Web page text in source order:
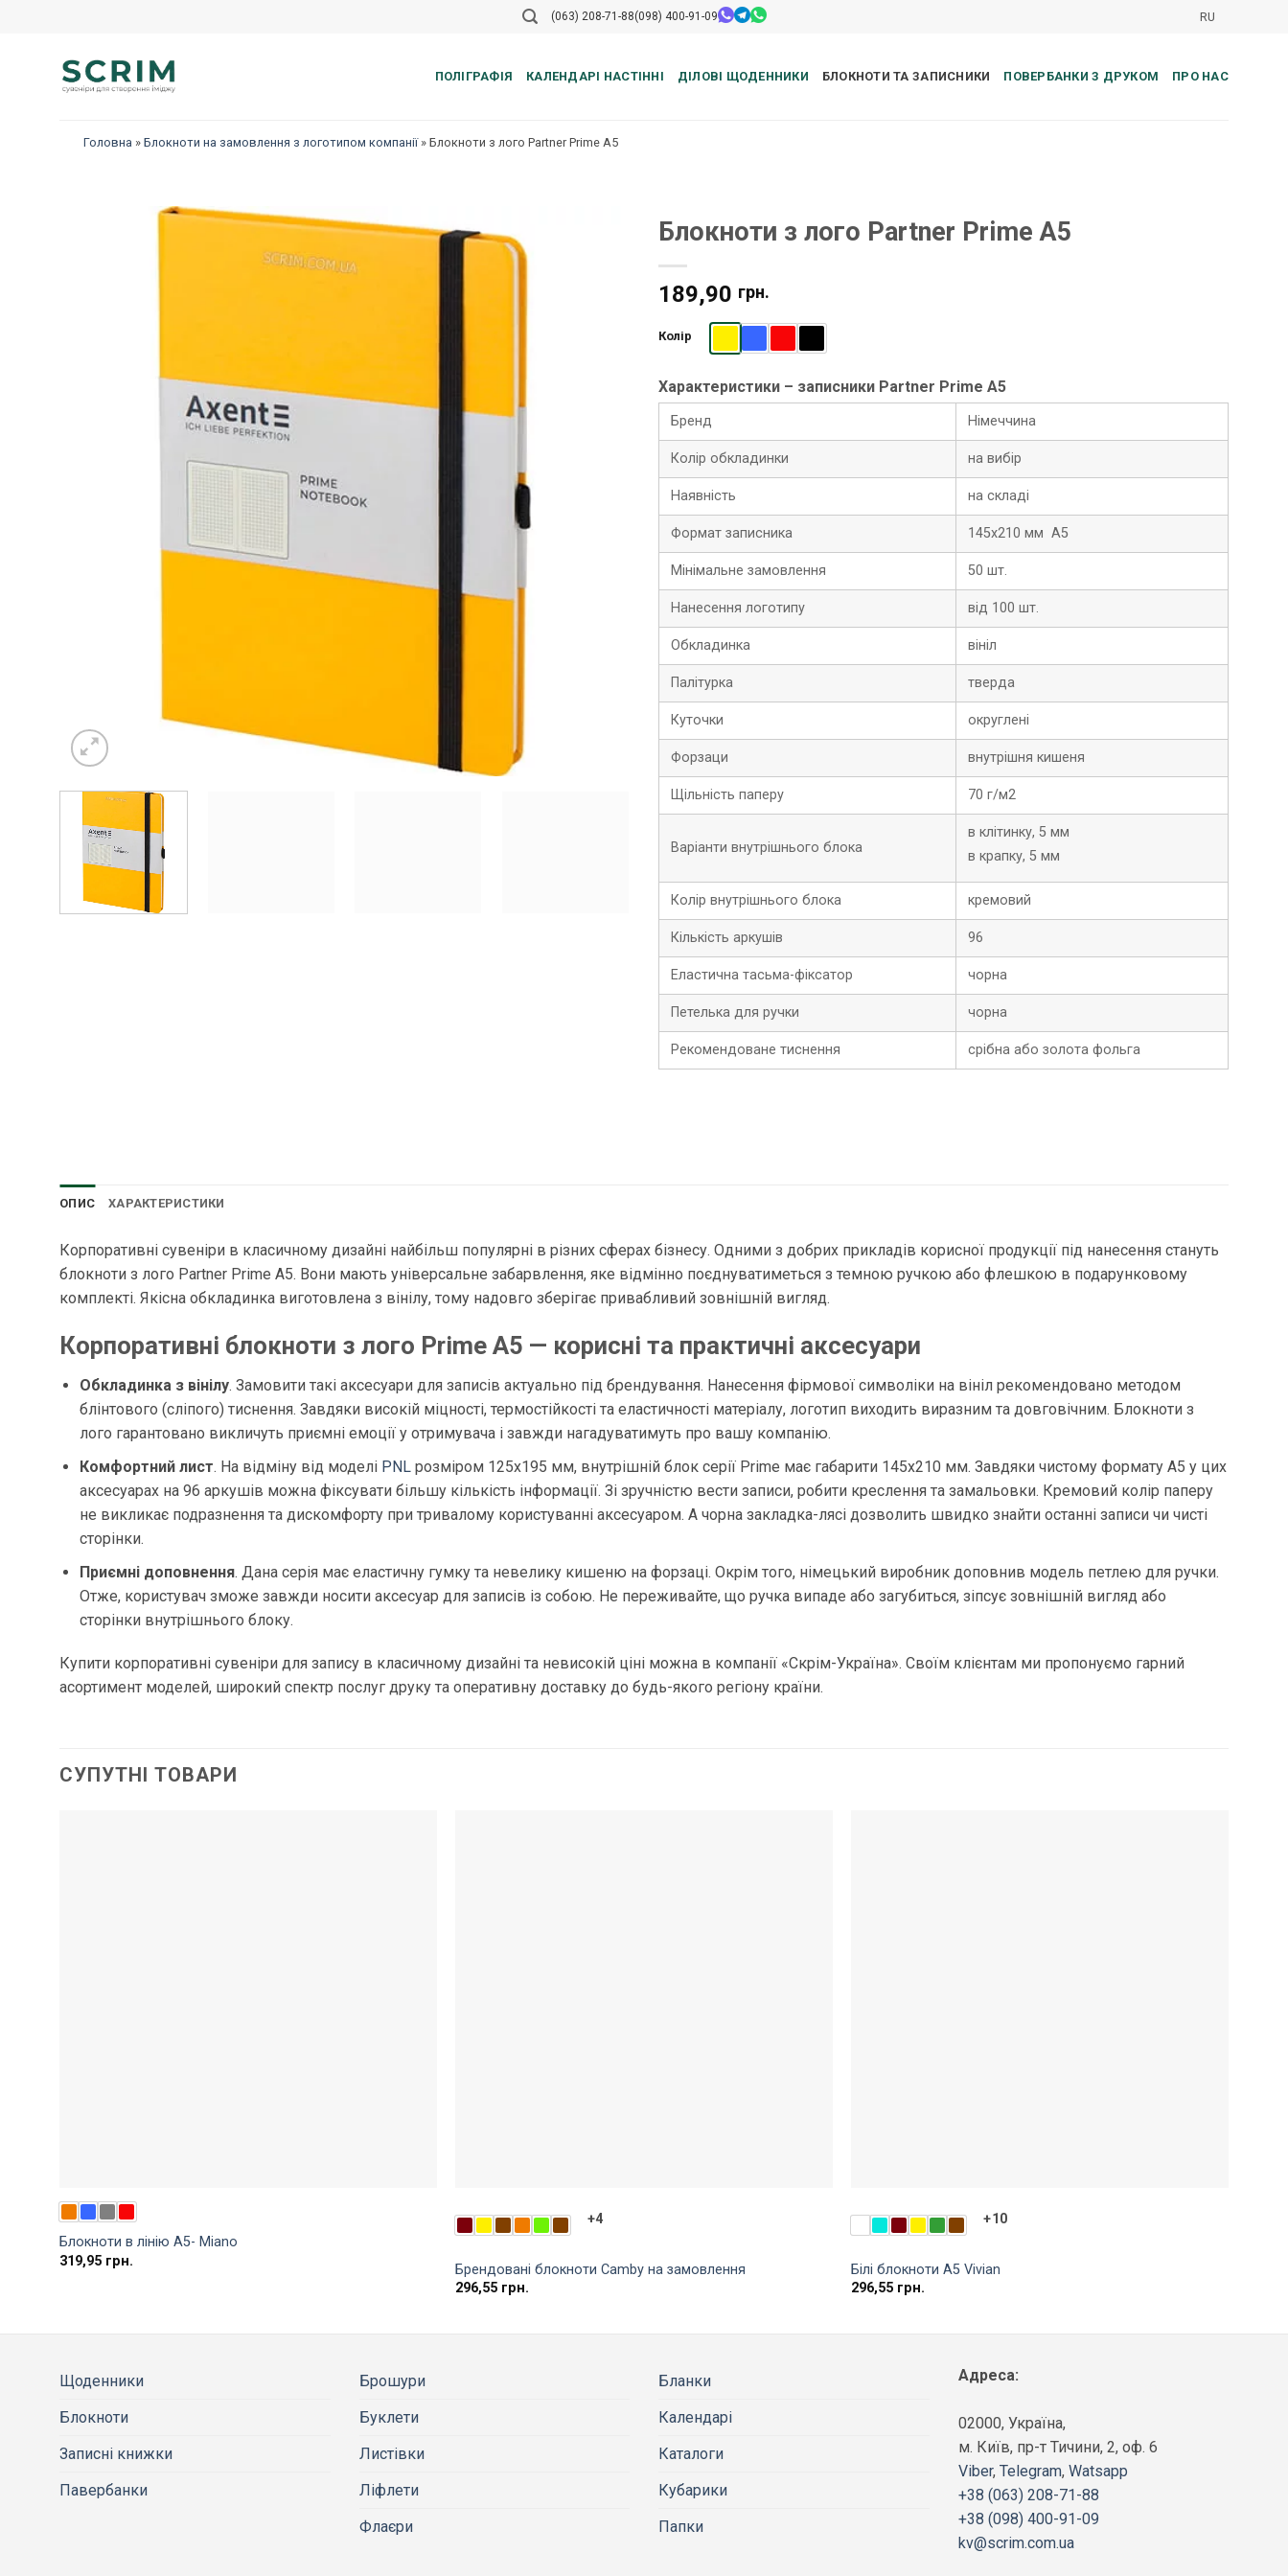
(063) 208-71-88(098) 400-91-09 RU
ПОЛІГРАФІЯ КАЛЕНДАРІ НАСТІННІ ДІЛОВІ ЩОДЕННИКИ БЛОКНОТИ ТА ЗАПИСНИКИ ПОВЕРБАНКИ З ДРУКОМ ПРО НАС
Головна » Блокноти на замовлення з логотипом компанії» Блокноти з лого Partner Prime А5
Блокноти з лого Partner Prime А5
189,90 грн.
Колір
Характеристики – записники Partner Prime А5
Бренд Німеччина
Колір обкладинки на вибір
Наявність на складі
Формат записника 145х210 мм А5
Мінімальне замовлення 50 шт.
Нанесення логотипу від 100 шт.
Обкладинка вініл
Палітурка тверда
Куточки округлені
Форзаци внутрішня кишеня
Щільність паперу 70 г/м2
Варіанти внутрішнього блока
в клітинку, 5 мм
в крапку, 5 мм
Колір внутрішнього блока кремовий
Кількість аркушів 96
Еластична тасьма-фіксатор чорна
Петелька для ручки чорна
Рекомендоване тиснення срібна або золота фольга
ОПИС ХАРАКТЕРИСТИКИ
Корпоративні сувеніри в класичному дизайні найбільш популярні в різних сферах бізнесу. Одними з добрих прикладів корисної продукції під нанесення стануть
блокноти з лого Partner Prime А5. Вони мають універсальне забарвлення, яке відмінно поєднуватиметься з темною ручкою або флешкою ​​в подарунковому
комплекті. Якісна обкладинка виготовлена ​​з вінілу, тому надовго зберігає привабливий зовнішній вигляд.
Корпоративні блокноти з лого Prime А5 — корисні та практичні аксесуари
Обкладинка з вінілу. Замовити такі аксесуари для записів актуально під брендування. Нанесення фірмової символіки на вініл рекомендовано методом
блінтового (сліпого) тиснення. Завдяки високій міцності, термостійкості та еластичності матеріалу, логотип виходить виразним та довговічним. Блокноти з
лого гарантовано викличуть приємні емоції у отримувача і завжди нагадуватимуть про вашу компанію.
Комфортний лист. На відміну від моделі PNLрозміром 125х195 мм, внутрішній блок серії Prime має габарити 145х210 мм. Завдяки чистому формату А5 у цих
аксесуарах на 96 аркушів можна фіксувати більшу кількість інформації. Зі зручністю вести записи, робити креслення та замальовки. Кремовий колір паперу
не викликає подразнення та дискомфорту при тривалому користуванні аксесуаром. А чорна закладка-лясі дозволить швидко знайти останні записи чи чисті
сторінки.
Приємні доповнення. Дана серія має еластичну гумку та невелику кишеню на форзаці. Окрім того, німецький виробник доповнив модель петлею для ручки.
Отже, користувач зможе завжди носити аксесуар для записів із собою. Не переживайте, що ручка випаде або загубиться, зіпсує зовнішній вигляд або
сторінки внутрішнього блоку.
Купити корпоративні сувеніри для запису в класичному дизайні та невисокій ціні можна в компанії «Скрім-Україна». Своїм клієнтам ми пропонуємо гарний
асортимент моделей, широкий спектр послуг друку та оперативну доставку до будь-якого регіону країни.
СУПУТНІ ТОВАРИ
Блокноти в лінію A5- Miano
319,95 грн.
+4
Брендовані блокноти Camby на замовлення
296,55 грн.
+10
Білі блокноти A5 Vivian
296,55 грн.
Щоденники
Блокноти
Записні книжки
Павербанки
Брошури
Буклети
Листівки
Ліфлети
Флаєри
Бланки
Календарі
Каталоги
Кубарики
Папки
Адреса:
02000, Україна,
м. Київ, пр-т Тичини, 2, оф. 6
Viber, Telegram, Watsapp
+38 (063) 208-71-88
+38 (098) 400-91-09
kv@scrim.com.ua